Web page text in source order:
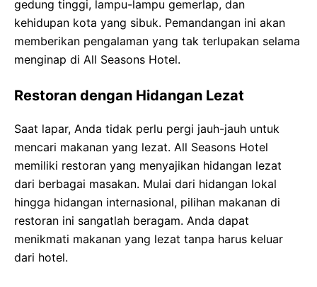
gedung tinggi, lampu-lampu gemerlap, dan
kehidupan kota yang sibuk. Pemandangan ini akan
memberikan pengalaman yang tak terlupakan selama
menginap di All Seasons Hotel.
Restoran dengan Hidangan Lezat
Saat lapar, Anda tidak perlu pergi jauh-jauh untuk
mencari makanan yang lezat. All Seasons Hotel
memiliki restoran yang menyajikan hidangan lezat
dari berbagai masakan. Mulai dari hidangan lokal
hingga hidangan internasional, pilihan makanan di
restoran ini sangatlah beragam. Anda dapat
menikmati makanan yang lezat tanpa harus keluar
dari hotel.